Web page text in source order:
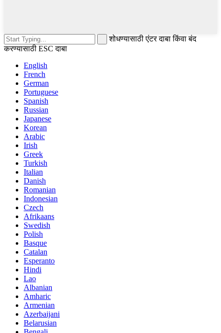
शोधण्यासाठी एंटर दाबा किंवा बंद
करण्यासाठी ESC दाबा
English
French
German
Portuguese
Spanish
Russian
Japanese
Korean
Arabic
Irish
Greek
Turkish
Italian
Danish
Romanian
Indonesian
Czech
Afrikaans
Swedish
Polish
Basque
Catalan
Esperanto
Hindi
Lao
Albanian
Amharic
Armenian
Azerbaijani
Belarusian